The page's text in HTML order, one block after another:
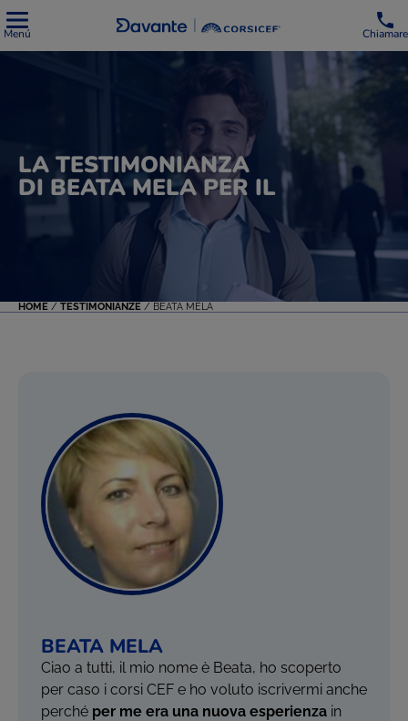
Menú Chiamare
LA TESTIMONIANZA
DI BEATA MELA PER IL
HOME / TESTIMONIANZE / BEATA MELA
BEATA MELA
Ciao a tutti, il mio nome è Beata, ho scoperto
per caso i corsi CEF e ho voluto iscrivermi anche
perché per me era una nuova esperienza in